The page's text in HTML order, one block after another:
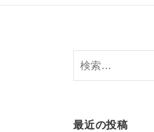
検
索:
最近の投稿